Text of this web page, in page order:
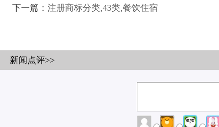
下一篇： 注册商标分类,43类,餐饮住宿
新闻点评>>